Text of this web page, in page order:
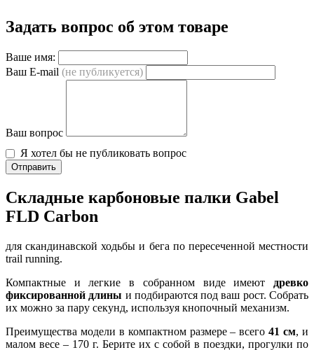
Задать вопрос об этом товаре
Ваше имя:
Ваш E-mail (не публикуется)
Ваш вопрос
Я хотел бы не публиковать вопрос
Отправить
Складные карбоновые палки Gabel
FLD Carbon
для скандинавской ходьбы и бега по пересеченной местности
trail running.
Компактные и легкие в собранном виде имеют древко
фиксированной длины и подбираются под ваш рост. Собрать
их можно за пару секунд, используя кнопочный механизм.
Преимущества модели в компактном размере – всего41 см, и
малом весе – 170 г. Берите их с собой в поездки, прогулки по